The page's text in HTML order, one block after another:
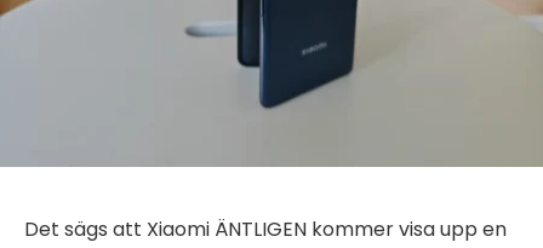
Det sägs att Xiaomi ÄNTLIGEN kommer visa upp en